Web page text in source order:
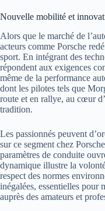
Nouvelle mobilité et
Alors que le marché de
acteurs comme Porsche
sport. En intégrant des
répondent aux exigences
même de la performance
dont les pilotes tels que
route et en rallye, au cœur
tradition.
Les passionnés peuvent
sur ce segment chez
paramètres de conduite
dynamique illustre la
respect des normes
inégalées, essentielles pour
auprès des amateurs et